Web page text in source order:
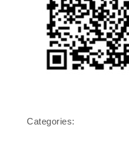
Categories: